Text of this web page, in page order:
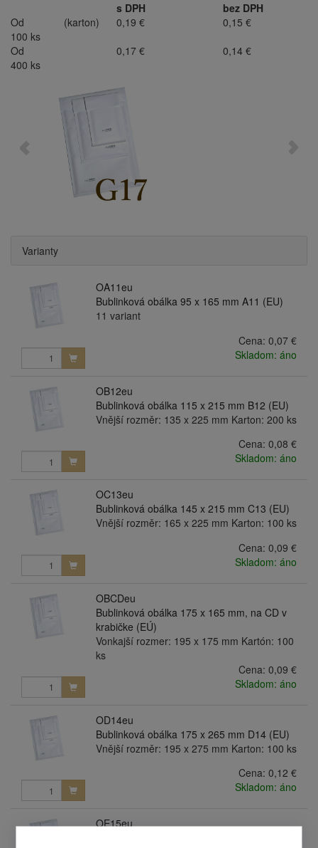
s DPH
bez DPH
Od
100 ks
(karton) 0,19 €
0,15 €
Od
400 ks
0,17 € 0,14 €
Varianty
OA11eu
Bublinková obálka 95 x 165 mm A11 (EU)
11 variant
Cena: 0,07 €
Skladom: áno
OB12eu
Bublinková obálka 115 x 215 mm B12 (EU)
Vnější rozměr: 135 x 225 mm Karton: 200 ks
Cena: 0,08 €
Skladom: áno
OC13eu
Bublinková obálka 145 x 215 mm C13 (EU)
Vnější rozměr: 165 x 225 mm Karton: 100 ks
Cena: 0,09 €
Skladom: áno
OBCDeu
Bublinková obálka 175 x 165 mm, na CD v
krabičke (EÚ)
Vonkajší rozmer: 195 x 175 mm Kartón: 100
ks
Cena: 0,09 €
Skladom: áno
OD14eu
Bublinková obálka 175 x 265 mm D14 (EU)
Vnější rozměr: 195 x 275 mm Karton: 100 ks
Cena: 0,12 €
Skladom: áno
OE15eu